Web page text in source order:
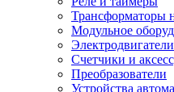
Трансформаторы
Модульное
Электродвигатели
Счетчики и
Преобразователи
Устройства